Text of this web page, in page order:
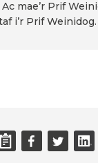
mae’r Prif
i’r Prif Weinidog.